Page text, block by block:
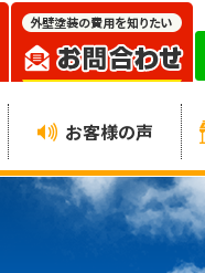
お客様の声